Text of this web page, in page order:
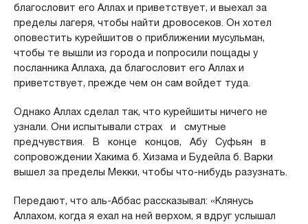
благословит его Аллах и приветствует, и выехал за
пределы лагеря, чтобы найти дровосеков. Он хотел
оповестить курейшитов о приближении мусульман,
чтобы те вышли из города и попросили пощады у
посланника Аллаха, да благословит его Аллах и
приветствует, прежде чем он сам войдет туда.
Однако Аллах сделал так, что курейшиты ничего не
узнали. Они испытывали страх и смутные
предчувствия. В конце концов, Абу Суфьян в
сопровождении Хакима б. Хизама и Будейла б. Варки
вышел за пределы Мекки, чтобы что-нибудь разузнать.
Передают, что аль-Аббас рассказывал: «Клянусь
Аллахом, когда я ехал на ней верхом, я вдруг услышал